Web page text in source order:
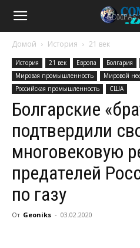
Домой История 21 век
История 21 век Европа Болгария
Мировая промышленность
Мировой
Российская промышленность
США
Болгарские
подтвердили
многовековую
предателей
по газу
От Geoniks - 03.02.2020